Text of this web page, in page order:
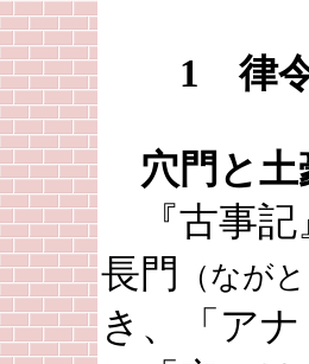
1 律
穴門と土
『古事記
長門
（ながと
き、「ア